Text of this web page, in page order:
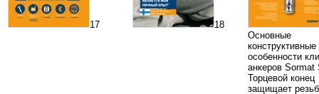
17
18
Основные
конструктивные
особенности
анкеров Sormat
Торцевой конец
защищает